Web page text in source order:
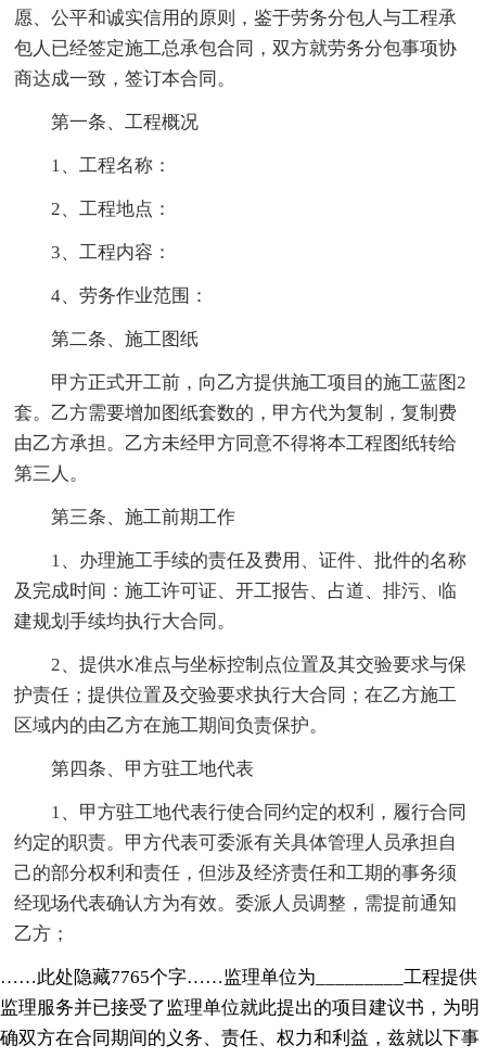
愿、公平和诚实信用的原则，鉴于劳务分包人与工程承
包人已经签定施工总承包合同，双方就劳务分包事项协
商达成一致，签订本合同。
第一条、工程概况
1、工程名称：
2、工程地点：
3、工程内容：
4、劳务作业范围：
第二条、施工图纸
甲方正式开工前，向乙方提供施工项目的施工蓝图2
套。乙方需要增加图纸套数的，甲方代为复制，复制费
由乙方承担。乙方未经甲方同意不得将本工程图纸转给
第三人。
第三条、施工前期工作
1、办理施工手续的责任及费用、证件、批件的名称
及完成时间：施工许可证、开工报告、占道、排污、临
建规划手续均执行大合同。
2、提供水准点与坐标控制点位置及其交验要求与保
护责任；提供位置及交验要求执行大合同；在乙方施工
区域内的由乙方在施工期间负责保护。
第四条、甲方驻工地代表
1、甲方驻工地代表行使合同约定的权利，履行合同
约定的职责。甲方代表可委派有关具体管理人员承担自
己的部分权利和责任，但涉及经济责任和工期的事务须
经现场代表确认方为有效。委派人员调整，需提前通知
乙方；
……此处隐藏7765个字……监理单位为_________工程提供
监理服务并已接受了监理单位就此提出的项目建议书，为明
确双方在合同期间的义务、责任、权力和利益，兹就以下事